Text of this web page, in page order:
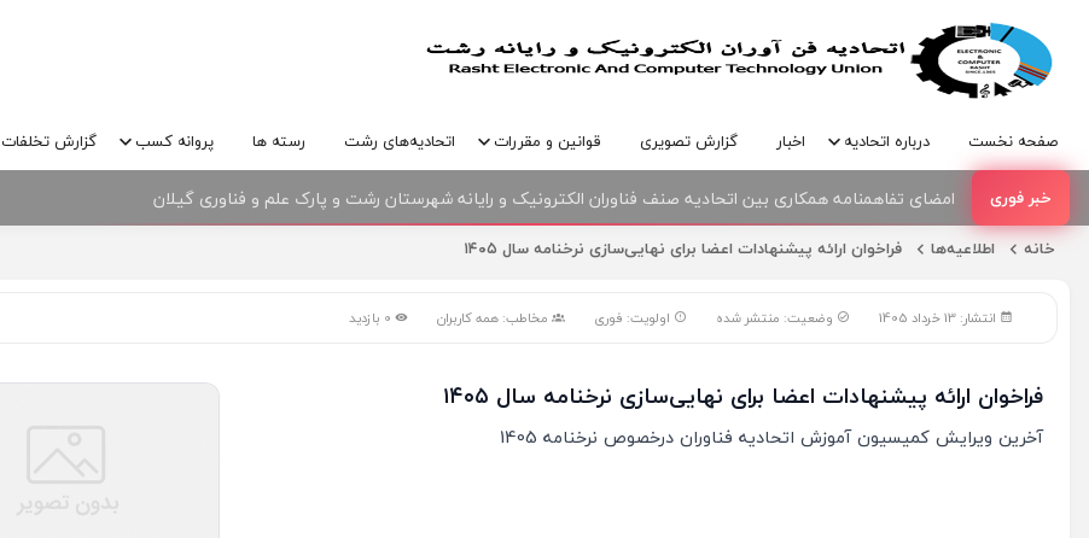
صفحه نخست درباره اتحادیه اخبار گزارش تصویری قوانین و مقررات اتحادیه‌های رشت رسته ها پروانه کسب گزارش تخلفات
امضای تفاهمنامه همکاری بین اتحادیه صنف فناوران الکترونیک و رایانه شهرستان رشت و پارک علم و فناوری گیلان
خانه اطلاعیه‌ها فراخوان ارائه پیشنهادات اعضا برای نهایی‌سازی نرخنامه سال ۱۴۰۵
انتشار: 13 خرداد 1405 وضعیت: منتشر شده اولویت: فوری مخاطب: همه کاربران
فراخوان ارائه پیشنهادات اعضا برای نهایی‌سازی نرخنامه سال ۱۴۰۵
آخرین ویرایش کمیسیون آموزش اتحادیه فناوران درخصوص نرخنامه 1405